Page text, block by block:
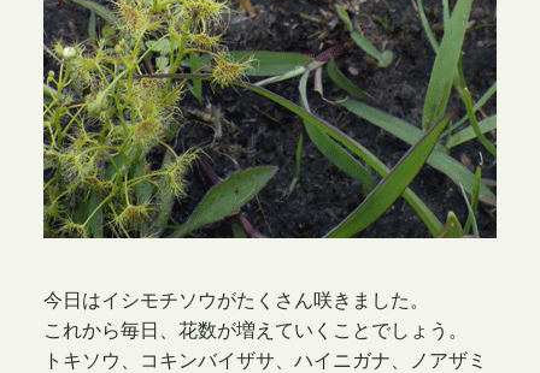
今日はイシモチソウがたくさん咲きました。
これから毎日、花数が増えていくことでしょう。
トキソウ、コキンバイザサ、ハイニガナ、ノアザミ